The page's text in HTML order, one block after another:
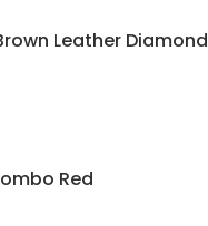
Leather Diamond
Red